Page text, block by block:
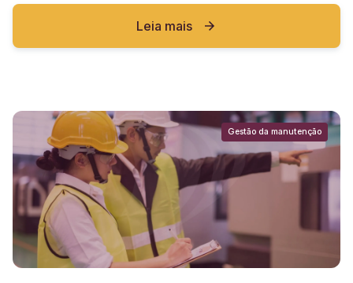
Leia mais
Gestão da manutenção